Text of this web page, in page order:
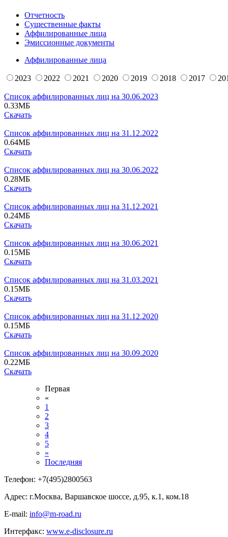
Отчетность
Существенные факты
Аффилированные лица
Эмиссионные документы
Аффилированные лица
2023 2022 2021 2020 2019 2018 2017
Список аффилированных лиц на 30.06.2023
0.33МБ
Скачать
Список аффилированных лиц на 31.12.2022
0.64МБ
Скачать
Список аффилированных лиц на 30.06.2022
0.28МБ
Скачать
Список аффилированных лиц на 31.12.2021
0.24МБ
Скачать
Список аффилированных лиц на 30.06.2021
0.15МБ
Скачать
Список аффилированных лиц на 31.03.2021
0.15МБ
Скачать
Список аффилированных лиц на 31.12.2020
0.15МБ
Скачать
Список аффилированных лиц на 30.09.2020
0.22МБ
Скачать
Первая
«
1
2
3
4
5
»
Последняя
Телефон: +7(495)2800563
Адрес: г.Москва, Варшавское шоссе, д.95, к.1, ком.18
E-mail: info@m-road.ru
Интерфакс: www.e-disclosure.ru